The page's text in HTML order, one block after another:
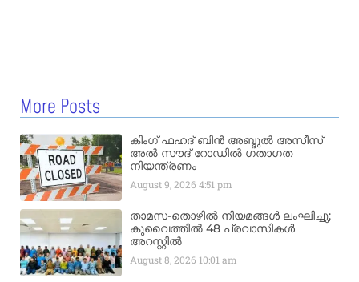
More Posts
കിംഗ് ഫഹദ് ബിൻ അബ്ദുൽ അസീസ്
അൽ സൗദ് റോഡിൽ ഗതാഗത
നിയന്ത്രണം
August 9, 20264:51 pm
താമസ-തൊഴിൽ നിയമങ്ങൾ ലംഘിച്ചു;
കുവൈത്തിൽ 48 പ്രവാസികൾ
അറസ്റ്റിൽ
August 8, 2026 10:01 am